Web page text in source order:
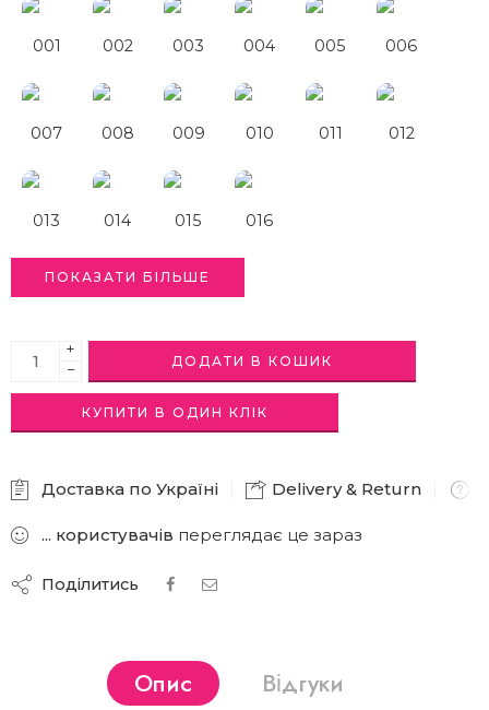
001 002 003 004 005 006
007 008 009 010 011 012
013 014 015 016
ПОКАЗАТИ БІЛЬШЕ
+
−
ДОДАТИ В КОШИК
КУПИТИ В ОДИН КЛІК
Доставка по Україні Delivery & Return
... користувачів переглядає це зараз
Поділитись
Опис
Відгуки